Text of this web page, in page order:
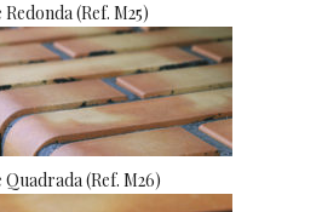
(Ref. M25)
(Ref. M26)